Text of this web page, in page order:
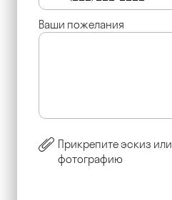
Ваши пожелания
Прикрепите эскиз или
фотографию